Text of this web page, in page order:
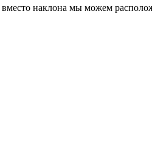
вместо наклона мы можем